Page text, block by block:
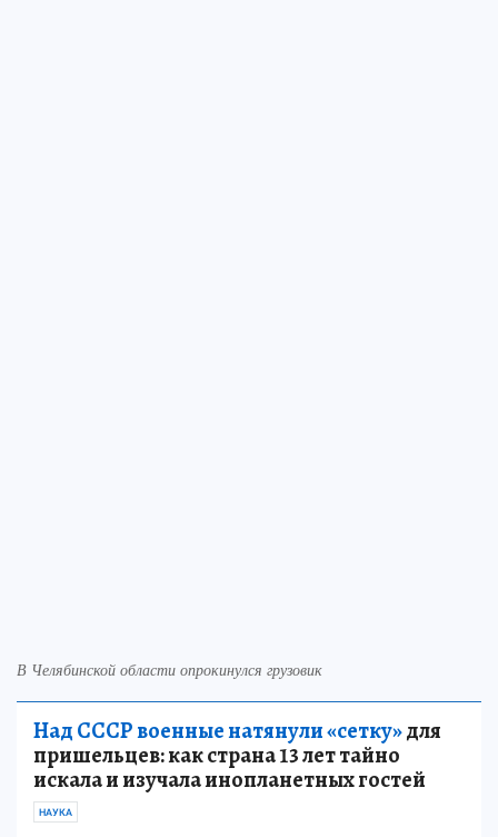
В Челябинской области опрокинулся грузовик
Над СССР военные натянули «сетку»для
пришельцев: как страна 13 лет тайно
искала и изучала инопланетных гостей
НАУКА